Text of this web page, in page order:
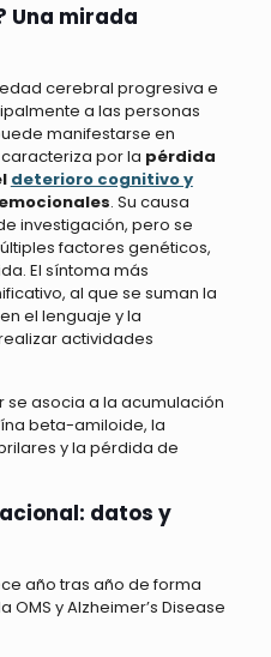
Una mirada
cerebral progresiva e
a las personas
manifestarse en
por la pérdida
deterioro cognitivo y
. Su causa
investigación, pero se
factores genéticos,
El síntoma más
al que se suman la
el lenguaje y la
actividades
se asocia a la acumulación
beta-amiloide, la
y la pérdida de
datos y
año tras año de forma
y Alzheimer’s Disease